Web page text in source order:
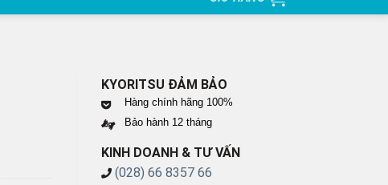
KYORITSU ĐẢM BẢO
Hàng chính hãng 100%
Bảo hành 12 tháng
KINH DOANH & TƯ VẤN
(028) 66 8357 66